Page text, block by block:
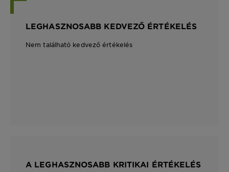
LEGHASZNOSABB KEDVEZŐ ÉRTÉKELÉS
Nem található kedvező értékelés
A LEGHASZNOSABB KRITIKAI ÉRTÉKELÉS